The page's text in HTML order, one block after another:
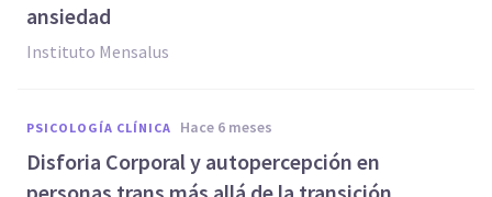
ansiedad
Instituto Mensalus
PSICOLOGÍA CLÍNICA hace 6 meses
Disforia Corporal y autopercepción en